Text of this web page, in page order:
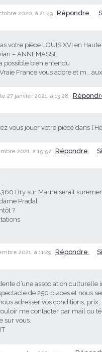
2020, à 21:49 Répondre
votre pièce LOUIS XVI en
– ANNEMASSE
possible bien entendu
Vraie France vous adore et m…
le 27 janvier 2021, à 13:28
vous jouer votre pièce dans
2021, à 15:57 Répondre
Bry sur Marne serait
Pradal
?
2021, à 11:29 Répondre
d’une association
de 250 places.et nous
adresser vos conditions,
me contacter par mail ou
sur vous.